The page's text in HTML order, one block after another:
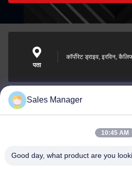
पता
कॉर्पोरेट ड्राइव, इरविन,
sales@ltcircuit.com
Sales Manager
10:45 AM
Good day, what product are you